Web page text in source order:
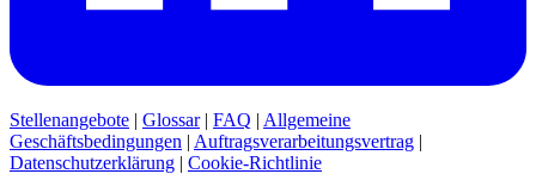
Stellenangebote | Glossar| FAQ | Allgemeine
Geschäftsbedingungen | Auftragsverarbeitungsvertrag |
Datenschutzerklärung | Cookie-Richtlinie